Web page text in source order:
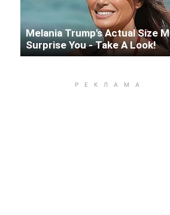
Melania Trump's Actual Size
Surprise You - Take A Look!